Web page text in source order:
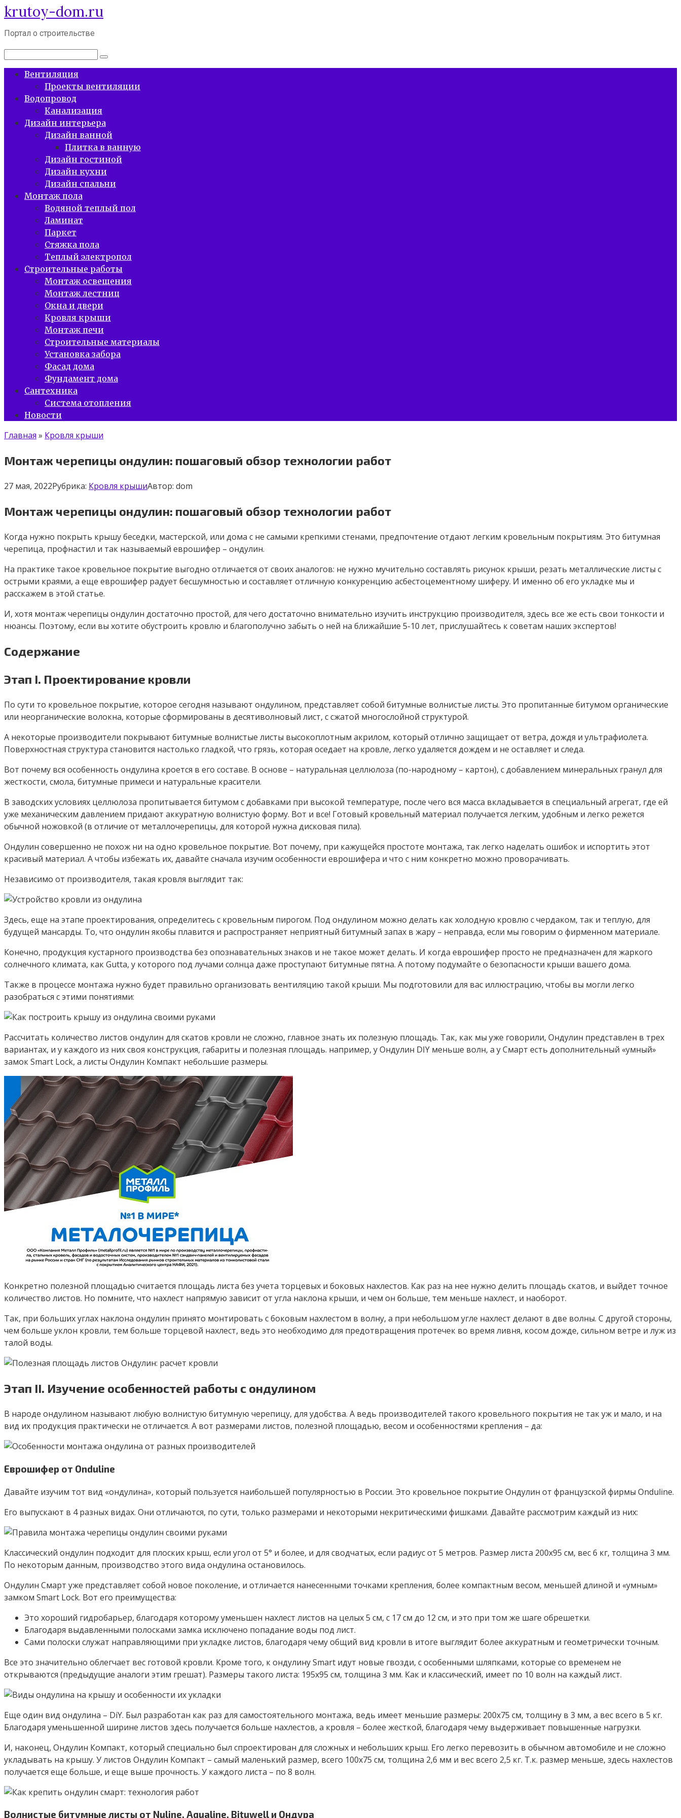
Перейти
к
контенту
krutoy-dom.ru
Портал о строительстве
Поиск:
Вентиляция
Проекты вентиляции
Водопровод
Канализация
Дизайн интерьера
Дизайн ванной
Плитка в ванную
Дизайн гостиной
Дизайн кухни
Дизайн спальни
Монтаж пола
Водяной теплый пол
Ламинат
Паркет
Стяжка пола
Теплый электропол
Строительные работы
Монтаж освещения
Монтаж лестниц
Окна и двери
Кровля крыши
Монтаж печи
Строительные материалы
Установка забора
Фасад дома
Фундамент дома
Сантехника
Система отопления
Новости
Главная » Кровля крыши
Монтаж черепицы ондулин: пошаговый обзор технологии работ
27 мая, 2022Рубрика: Кровля крышиАвтор: dom
Монтаж черепицы ондулин: пошаговый обзор технологии работ
Когда нужно покрыть крышу беседки, мастерской, или дома с не самыми крепкими стенами, предпочтение отдают легким кровельным покрытиям. Это битумная
черепица, профнастил и так называемый еврошифер – ондулин.
На практике такое кровельное покрытие выгодно отличается от своих аналогов: не нужно мучительно составлять рисунок крыши, резать металлические листы с
острыми краями, а еще еврошифер радует бесшумностью и составляет отличную конкуренцию асбестоцементному шиферу. И именно об его укладке мы и
расскажем в этой статье.
И, хотя монтаж черепицы ондулин достаточно простой, для чего достаточно внимательно изучить инструкцию производителя, здесь все же есть свои тонкости и
нюансы. Поэтому, если вы хотите обустроить кровлю и благополучно забыть о ней на ближайшие 5-10 лет, прислушайтесь к советам наших экспертов!
Содержание
Этап I. Проектирование кровли
По сути то кровельное покрытие, которое сегодня называют ондулином, представляет собой битумные волнистые листы. Это пропитанные битумом органические
или неорганические волокна, которые сформированы в десятиволновый лист, с сжатой многослойной структурой.
А некоторые производители покрывают битумные волнистые листы высокоплотным акрилом, который отлично защищает от ветра, дождя и ультрафиолета.
Поверхностная структура становится настолько гладкой, что грязь, которая оседает на кровле, легко удаляется дождем и не оставляет и следа.
Вот почему вся особенность ондулина кроется в его составе. В основе – натуральная целлюлоза (по-народному – картон), с добавлением минеральных гранул для
жесткости, смола, битумные примеси и натуральные красители.
В заводских условиях целлюлоза пропитывается битумом с добавками при высокой температуре, после чего вся масса вкладывается в специальный агрегат, где ей
уже механическим давлением придают аккуратную волнистую форму. Вот и все! Готовый кровельный материал получается легким, удобным и легко режется
обычной ножовкой (в отличие от металлочерепицы, для которой нужна дисковая пила).
Ондулин совершенно не похож ни на одно кровельное покрытие. Вот почему, при кажущейся простоте монтажа, так легко наделать ошибок и испортить этот
красивый материал. А чтобы избежать их, давайте сначала изучим особенности еврошифера и что с ним конкретно можно проворачивать.
Независимо от производителя, такая кровля выглядит так:
Здесь, еще на этапе проектирования, определитесь с кровельным пирогом. Под ондулином можно делать как холодную кровлю с чердаком, так и теплую, для
будущей мансарды. То, что ондулин якобы плавится и распространяет неприятный битумный запах в жару – неправда, если мы говорим о фирменном материале.
Конечно, продукция кустарного производства без опознавательных знаков и не такое может делать. И когда еврошифер просто не предназначен для жаркого
солнечного климата, как Gutta, у которого под лучами солнца даже проступают битумные пятна. А потому подумайте о безопасности крыши вашего дома.
Также в процессе монтажа нужно будет правильно организовать вентиляцию такой крыши. Мы подготовили для вас иллюстрацию, чтобы вы могли легко
разобраться с этими понятиями:
Рассчитать количество листов ондулин для скатов кровли не сложно, главное знать их полезную площадь. Так, как мы уже говорили, Ондулин представлен в трех
вариантах, и у каждого из них своя конструкция, габариты и полезная площадь. например, у Ондулин DIY меньше волн, а у Смарт есть дополнительный «умный»
замок Smart Lock, а листы Ондулин Компакт небольшие размеры.
Конкретно полезной площадью считается площадь листа без учета торцевых и боковых нахлестов. Как раз на нее нужно делить площадь скатов, и выйдет точное
количество листов. Но помните, что нахлест напрямую зависит от угла наклона крыши, и чем он больше, тем меньше нахлест, и наоборот.
Так, при больших углах наклона ондулин принято монтировать с боковым нахлестом в волну, а при небольшом угле нахлест делают в две волны. С другой стороны,
чем больше уклон кровли, тем больше торцевой нахлест, ведь это необходимо для предотвращения протечек во время ливня, косом дожде, сильном ветре и луж из
талой воды.
Этап II. Изучение особенностей работы с ондулином
В народе ондулином называют любую волнистую битумную черепицу, для удобства. А ведь производителей такого кровельного покрытия не так уж и мало, и на
вид их продукция практически не отличается. А вот размерами листов, полезной площадью, весом и особенностями крепления – да:
Еврошифер от Onduline
Давайте изучим тот вид «ондулина», который пользуется наибольшей популярностью в России. Это кровельное покрытие Ондулин от французской фирмы Onduline.
Его выпускают в 4 разных видах. Они отличаются, по сути, только размерами и некоторыми некритическими фишками. Давайте рассмотрим каждый из них:
Классический ондулин подходит для плоских крыш, если угол от 5° и более, и для сводчатых, если радиус от 5 метров. Размер листа 200х95 см, вес 6 кг, толщина 3 мм.
По некоторым данным, производство этого вида ондулина остановилось.
Ондулин Смарт уже представляет собой новое поколение, и отличается нанесенными точками крепления, более компактным весом, меньшей длиной и «умным»
замком Smart Lock. Вот его преимущества:
Это хороший гидробарьер, благодаря которому уменьшен нахлест листов на целых 5 см, с 17 см до 12 см, и это при том же шаге обрешетки.
Благодаря выдавленными полосками замка исключено попадание воды под лист.
Сами полоски служат направляющими при укладке листов, благодаря чему общий вид кровли в итоге выглядит более аккуратным и геометрически точным.
Все это значительно облегчает вес готовой кровли. Кроме того, к ондулину Smart идут новые гвозди, с особенными шляпками, которые со временем не
открываются (предыдущие аналоги этим грешат). Размеры такого листа: 195х95 см, толщина 3 мм. Как и классический, имеет по 10 волн на каждый лист.
Еще один вид ондулина – DiY. Был разработан как раз для самостоятельного монтажа, ведь имеет меньшие размеры: 200х75 см, толщину в 3 мм, а вес всего в 5 кг.
Благодаря уменьшенной ширине листов здесь получается больше нахлестов, а кровля – более жесткой, благодаря чему выдерживает повышенные нагрузки.
И, наконец, Ондулин Компакт, который специально был спроектирован для сложных и небольших крыш. Его легко перевозить в обычном автомобиле и не сложно
укладывать на крышу. У листов Ондулин Компакт – самый маленький размер, всего 100х75 см, толщина 2,6 мм и вес всего 2,5 кг. Т.к. размер меньше, здесь нахлестов
получается еще больше, и еще выше прочность. У каждого листа – по 8 волн.
Волнистые битумные листы от Nuline, Aqualine, Bituwell и Ондура